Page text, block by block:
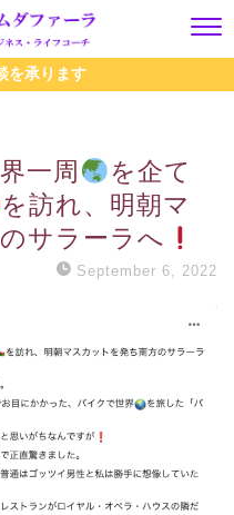
を承ります
一周
を企て
を訪れ、明朝マ
サラーラへ
September 6, 2022